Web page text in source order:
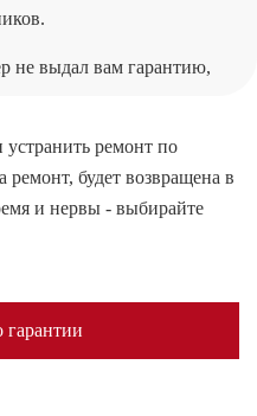
не выдал вам гарантию,
ремонт по
ремонт, будет возвращена в
и нервы - выбирайте
гарантии